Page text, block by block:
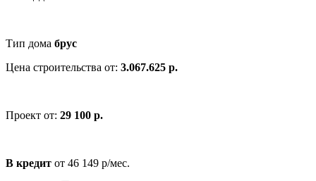
Тип дома брус
Цена строительства от: 3.067.625 р.
Проект от: 29 100 р.
В кредит от 46 149 р/мес.